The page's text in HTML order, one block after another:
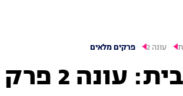
עונה 2 פרקים מלאים
2 פרק 165